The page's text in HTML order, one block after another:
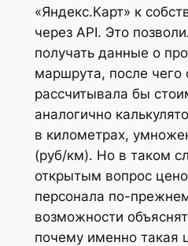
«Яндекс.Карт» к
через API. Это
получать данные о
маршрута, после чего
рассчитывала бы
аналогично
в километрах,
(руб/км). Но в таком
открытым вопрос
персонала по-
возможности
почему именно такая